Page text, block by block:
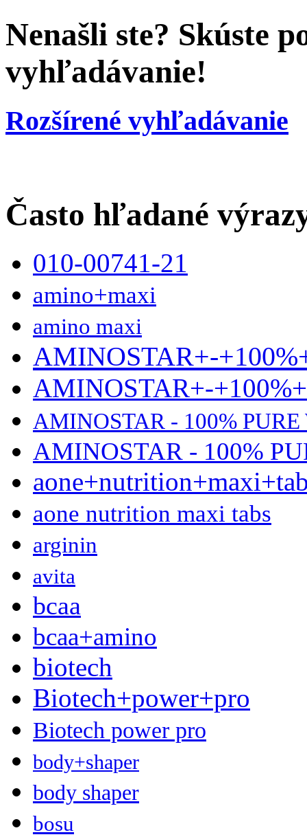
Nenašli ste? Skúste
vyhľadávanie!
Rozšírené vyhľadávanie
Často hľadané
010-00741-21
amino+maxi
amino maxi
AMINOSTAR+-
AMINOSTAR+-
AMINOSTAR - 100%
AMINOSTAR - 100%
aone nutrition maxi tabs
arginin
avita
bcaa
bcaa+amino
biotech
Biotech+power+pro
Biotech power pro
body+shaper
body shaper
bosu